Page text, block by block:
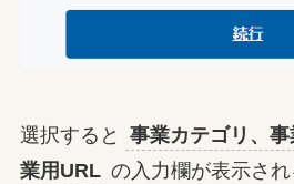
選択すると
事業カテゴリ、
業用URL の入力欄が表示さ